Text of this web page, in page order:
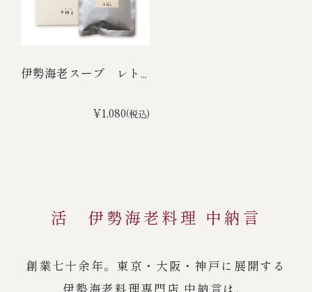
伊勢海老スープ レト...
¥1,080(税込)
活 伊勢海老料理 中納言
創業七十余年。東京・大阪・神戸に展開する
伊勢海老料理専門店 中納言は、